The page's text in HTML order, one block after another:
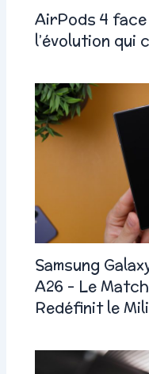
AirPods 4
l’évolution qui
Samsung
A26 – Le
Redéfinit le